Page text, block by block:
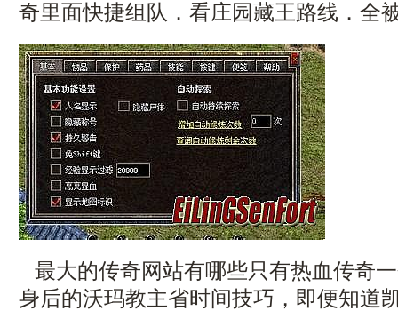
奇里面快捷组队．看庄园藏王路线．全
最大的传奇网站有哪些只有热血传奇
身后的沃玛教主省时间技巧，即便知道